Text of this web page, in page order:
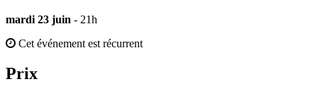
mardi 23 juin - 21h
Cet événement est récurrent
Prix